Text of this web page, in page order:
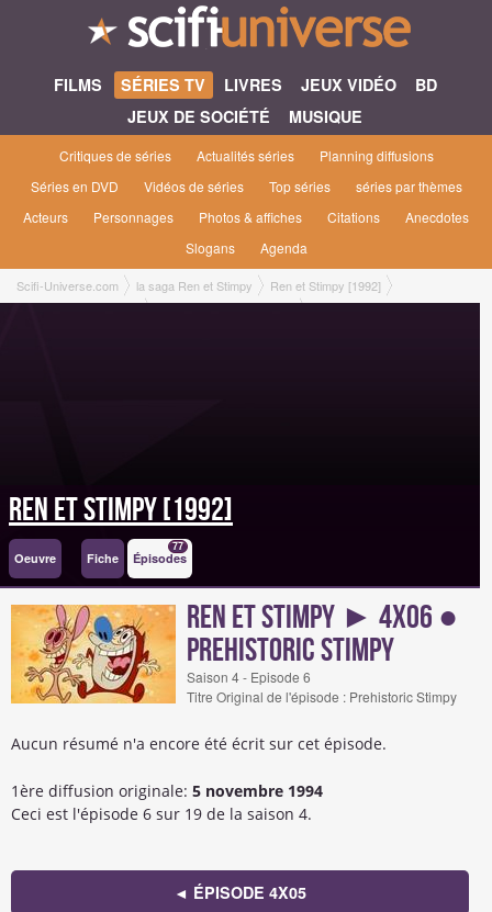
FILMS SÉRIES TV LIVRES JEUX VIDÉO
BD
JEUX DE SOCIÉTÉ
MUSIQUE
Critiques de séries Actualités séries
Planning diffusions
Séries en DVD
Vidéos de séries Top séries
séries par thèmes
Acteurs
Personnages Photos & affiches Citations
Anecdotes
Slogans
Agenda
Scifi-Universe.com la saga Ren et Stimpy
Ren et Stimpy [1992]
Ren et Stimpy saison 4
4x06 ● Prehistoric Stimpy
Ren et Stimpy [1992]
Oeuvre Fiche Épisodes
77
Ren et Stimpy ► 4x06 ●
Prehistoric Stimpy
Saison 4 - Episode 6
Titre Original de l'épisode : Prehistoric Stimpy
Aucun résumé n'a encore été écrit sur cet épisode.
1ère diffusion originale: 5 novembre 1994
Ceci est l'épisode 6 sur 19 de la saison 4.
◄ ÉPISODE 4X05